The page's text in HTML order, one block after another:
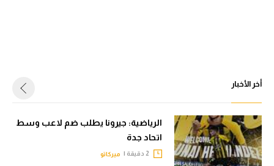
أخر الأخبار
الرياضية: جيرونا يطلب ضم لاعب وسط
اتحاد جدة
ميركاتو